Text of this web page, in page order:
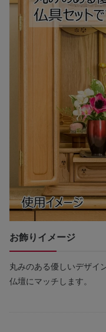
お飾りイメージ
丸みのある優しいデザイ
仏壇にマッチします。